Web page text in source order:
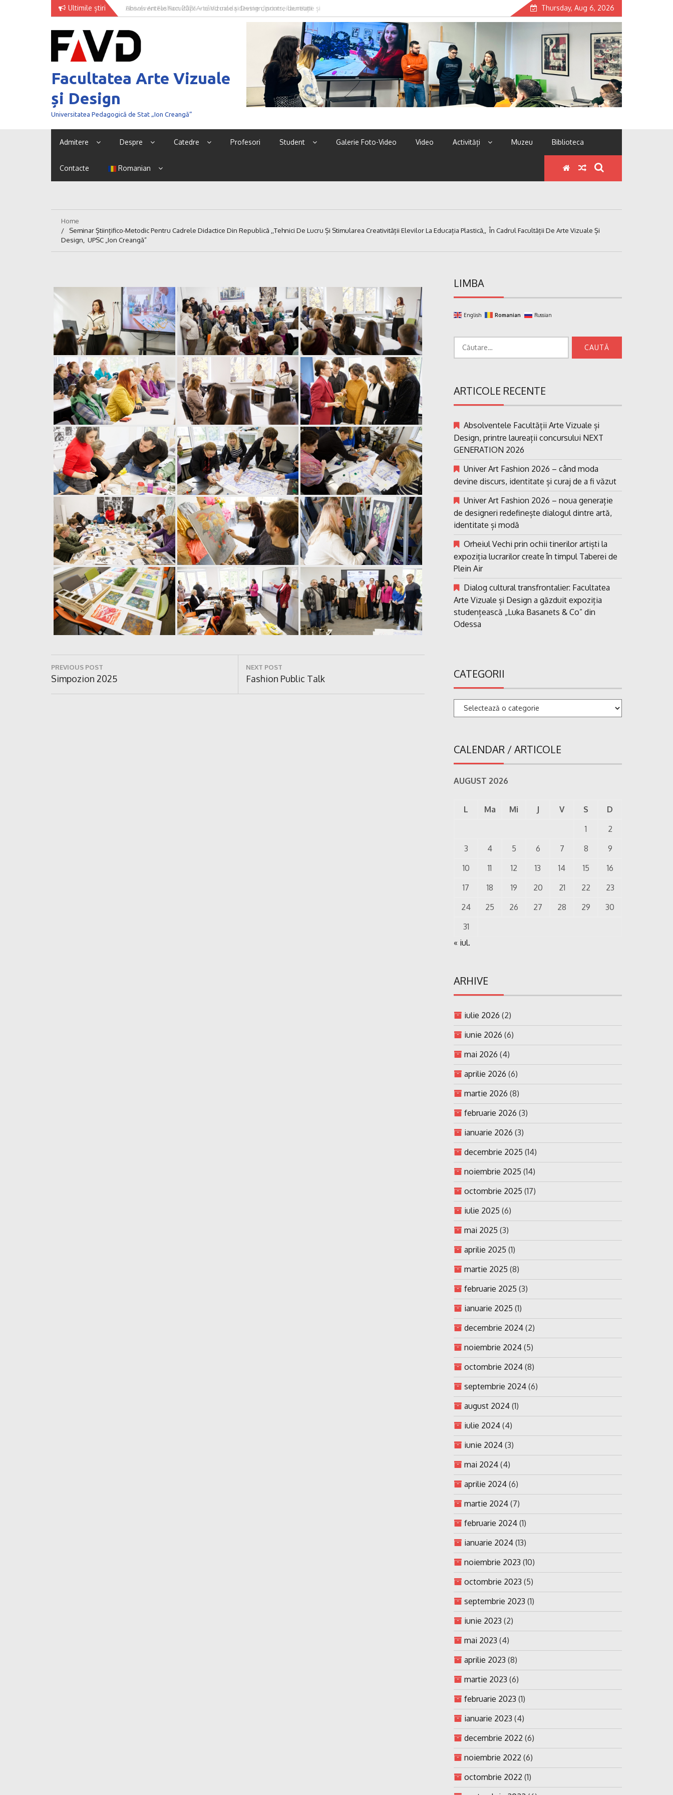
Ultimile știri
Univer Art Fashion 2026 – când moda devine discurs, identitate și
curaj de a fi văzut
Thursday, Aug 6, 2026
Facultatea Arte Vizuale
și Design
Universitatea Pedagogică de Stat „Ion Creangă”
Admitere Despre Catedre Profesori Student Galerie Foto-Video Video Activități Muzeu Biblioteca
Contacte Romanian
Home
Seminar Științifico-Metodic Pentru Cadrele Didactice Din Republică ,,Tehnici De Lucru Și Stimularea Creativității Elevilor La Educația Plastică,, În Cadrul Facultății De Arte Vizuale Și
Design, UPSC „Ion Creangă”
Navigare
în
articole
PREVIOUS POST
Previous
Post:
Simpozion 2025
NEXT POST
Next
Post:
Fashion Public Talk
LIMBA
English Romanian Russian
ARTICOLE RECENTE
Absolventele Facultății Arte Vizuale și
Design, printre laureații concursului NEXT
GENERATION 2026
Univer Art Fashion 2026 – când moda
devine discurs, identitate și curaj de a fi văzut
Univer Art Fashion 2026 – noua generație
de designeri redefinește dialogul dintre artă,
identitate și modă
Orheiul Vechi prin ochii tinerilor artiști la
expoziția lucrarilor create în timpul Taberei de
Plein Air
Dialog cultural transfrontalier: Facultatea
Arte Vizuale și Design a găzduit expoziția
studențească „Luka Basanets & Co” din
Odessa
CATEGORII
Categorii
CALENDAR / ARTICOLE
AUGUST 2026
L Ma Mi J V S
D
1
2
3
4 5 6 7 8
9
10
11 12 13 14 15
16
17
18 19 20 21 22
23
24
25 26 27 28 29
30
31
« iul.
ARHIVE
iulie 2026 (2)
iunie 2026 (6)
mai 2026 (4)
aprilie 2026 (6)
martie 2026 (8)
februarie 2026 (3)
ianuarie 2026 (3)
decembrie 2025 (14)
noiembrie 2025 (14)
octombrie 2025 (17)
iulie 2025 (6)
mai 2025 (3)
aprilie 2025 (1)
martie 2025 (8)
februarie 2025 (3)
ianuarie 2025 (1)
decembrie 2024 (2)
noiembrie 2024 (5)
octombrie 2024 (8)
septembrie 2024 (6)
august 2024 (1)
iulie 2024 (4)
iunie 2024 (3)
mai 2024 (4)
aprilie 2024 (6)
martie 2024 (7)
februarie 2024 (1)
ianuarie 2024 (13)
noiembrie 2023 (10)
octombrie 2023 (5)
septembrie 2023 (1)
iunie 2023 (2)
mai 2023 (4)
aprilie 2023 (8)
martie 2023 (6)
februarie 2023 (1)
ianuarie 2023 (4)
decembrie 2022 (6)
noiembrie 2022 (6)
octombrie 2022 (1)